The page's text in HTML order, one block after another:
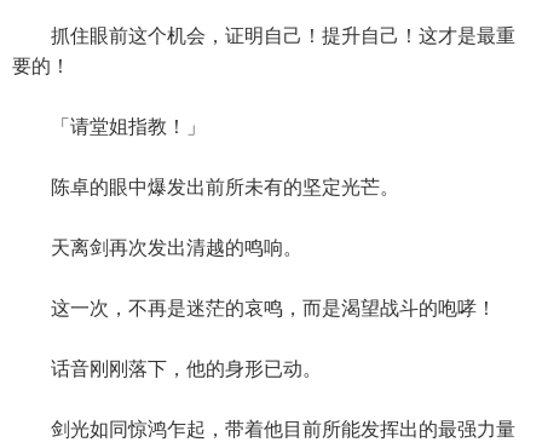
抓住眼前这个机会，证明自己！提升自己！这才是最重
要的！
「请堂姐指教！」
陈卓的眼中爆发出前所未有的坚定光芒。
天离剑再次发出清越的鸣响。
这一次，不再是迷茫的哀鸣，而是渴望战斗的咆哮！
话音刚刚落下，他的身形已动。
剑光如同惊鸿乍起，带着他目前所能发挥出的最强力量